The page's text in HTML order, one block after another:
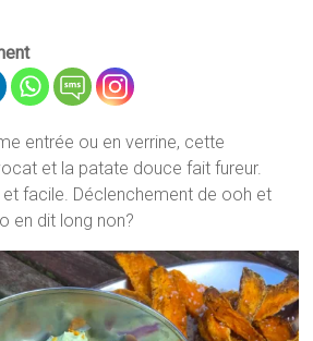
entrée ou en verrine, cette
et la patate douce fait fureur.
facile. Déclenchement de ooh et
en dit long non?